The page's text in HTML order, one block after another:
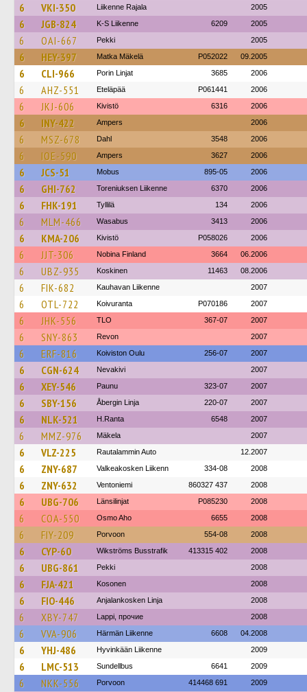
6 VKI-350 Liikenne Rajala 2005
6 JGB-824 K-S Liikenne 6209 2005
6 OAI-667 Pekki 2005
6 HEY-397 Matka Mäkelä P052022 09.2005
6 CLI-966 Porin Linjat 3685 2006
6 AHZ-551 Eteläpää P061441 2006
6 JKJ-606 Kivistö 6316 2006
6 INY-422 Ampers 2006
6 MSZ-678 Dahl 3548 2006
6 IOE-590 Ampers 3627 2006
6 JCS-51 Mobus 895-05 2006
6 GHI-762 Toreniuksen Liikenne 6370 2006
6 FHK-191 Tyllilä 134 2006
6 MLM-466 Wasabus 3413 2006
6 KMA-206 Kivistö P058026 2006
6 JJT-306 Nobina Finland 3664 06.2006
6 UBZ-935 Koskinen 11463 08.2006
6 FIK-682 Kauhavan Liikenne 2007
6 OTL-722 Koivuranta P070186 2007
6 JHK-556 TLO 367-07 2007
6 SNY-863 Revon 2007
6 ERF-816 Koiviston Oulu 256-07 2007
6 CGN-624 Nevakivi 2007
6 XEY-546 Paunu 323-07 2007
6 SBY-156 Åbergin Linja 220-07 2007
6 NLK-521 H.Ranta 6548 2007
6 MMZ-976 Mäkela 2007
6 VLZ-225 Rautalammin Auto 12.2007
6 ZNY-687 Valkeakosken Liikenn 334-08 2008
6 ZNY-632 Ventoniemi 860327 437 2008
6 UBG-706 Länsilinjat P085230 2008
6 COA-550 Osmo Aho 6655 2008
6 FIY-209 Porvoon 554-08 2008
6 CYP-60 Wikströms Busstrafik 413315 402 2008
6 UBG-861 Pekki 2008
6 FJA-421 Kosonen 2008
6 FIO-446 Anjalankosken Linja 2008
6 XBY-747 Lappi, прочие 2008
6 VVA-906 Härmän Liikenne 6608 04.2008
6 YHJ-486 Hyvinkään Liikenne 2009
6 LMC-513 Sundellbus 6641 2009
6 NKK-556 Porvoon 414468 691 2009